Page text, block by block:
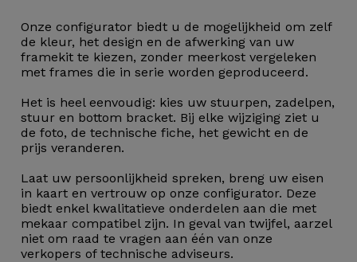
Onze configurator biedt u de mogelijkheid om zelf
de kleur, het design en de afwerking van uw
framekit te kiezen, zonder meerkost vergeleken
met frames die in serie worden geproduceerd.
Het is heel eenvoudig: kies uw stuurpen, zadelpen,
stuur en bottom bracket. Bij elke wijziging ziet u
de foto, de technische fiche, het gewicht en de
prijs veranderen.
Laat uw persoonlijkheid spreken, breng uw eisen
in kaart en vertrouw op onze configurator. Deze
biedt enkel kwalitatieve onderdelen aan die met
mekaar compatibel zijn. In geval van twijfel, aarzel
niet om raad te vragen aan één van onze
verkopers of technische adviseurs.